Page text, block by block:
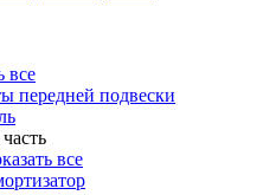
все
передней подвески
все